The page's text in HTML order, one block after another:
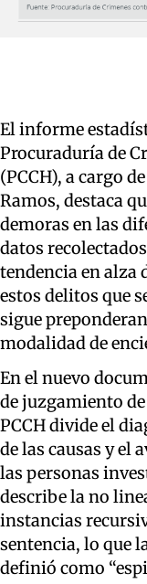
El informe
Procuraduría de
(PCCH), a cargo
Ramos, destaca
demoras en las
datos
tendencia en alza
estos delitos que
sigue
modalidad de
En el nuevo
de juzgamiento
PCCH divide el
de las causas y el
las personas
describe la no
instancias
sentencia, lo que
definió como